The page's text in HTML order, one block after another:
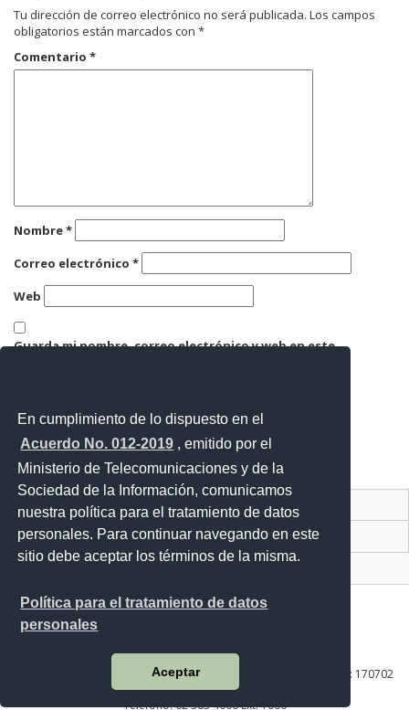
En cumplimiento de lo dispuesto en el
Acuerdo No. 012-2019 , emitido por el
Ministerio de Telecomunicaciones y de la
Sociedad de la Información, comunicamos
nuestra política para el tratamiento de datos
personales. Para continuar navegando en este
sitio debe aceptar los términos de la misma.
Política para el tratamiento de datos
personales
Aceptar
Tu dirección de correo electrónico no será publicada. Los campos
obligatorios están marcados con *
Comentario *
Nombre*
Correo electrónico *
Web
Guarda mi nombre, correo electrónico y web en este
Contacto Ciudadano Digital
Portal Trámites Ciudadanos
Sistema Nacional de Información (SNI)
Av. Lira Ňan entre Amaru Ňan y Quitumbe Ñan
Plataforma Gubernamental de Desarrollo Social | Código Postal: 170702
| Quito - Ecuador
Teléfono: 02 383 4006 Ext. 1000